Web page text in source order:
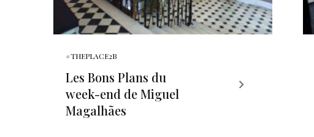
#THEPLACE2B
Les Bons Plans du
week-end de Miguel
Magalhães